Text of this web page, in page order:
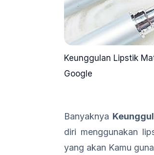
Keunggulan Lipstik
Google
Banyaknya
diri menggunakan
yang akan Kamu